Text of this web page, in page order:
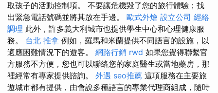
取孩子的活動控制項。 不要讓危機毀了您的旅行體驗；找
出緊急電話號碼並將其放在手邊。 歐式外燴 設立公司 經絡
調理 此外，許多義大利城市也提供學生中心和心理健康服
務。 台北 推拿 例如，羅馬和米蘭提供不同語言的設施，以
適應困難情況下的遊客。 網路行銷 rwd 如果您覺得聯繫官
方服務不方便，您也可以聯絡您的家庭醫生或當地藥房，那
裡經常有專家提供諮詢。 外遇 seo推薦 這項服務在主要旅
遊城市都有提供，由會說多種語言的專業代理商組成，隨時